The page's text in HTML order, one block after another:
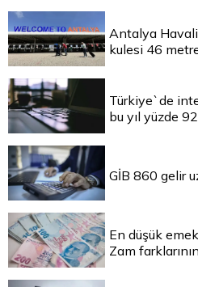
Antalya
kulesi 46
Türkiye`de
bu yıl yüzde
GİB 860 gelir
En düşük
Zam